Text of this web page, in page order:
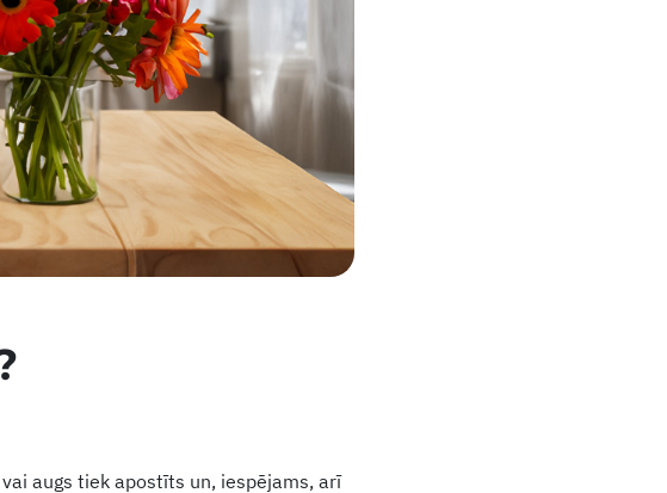
augs tiek apostīts un, iespējams, arī